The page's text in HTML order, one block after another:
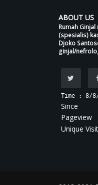
ABOUT US
Rumah
(spesialis)
Djoko
ginjal/
Time : 8/8/
Unique